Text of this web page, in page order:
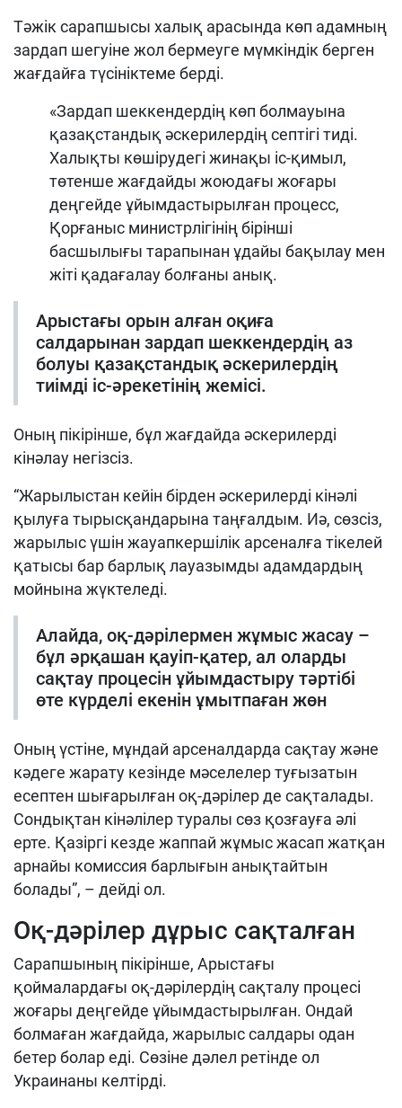
Тәжік сарапшысы халық арасында көп адамның
зардап шегуіне жол бермеуге мүмкіндік берген
жағдайға түсініктеме берді.
«Зардап шеккендердің көп болмауына
қазақстандық әскерилердің септігі тиді.
Халықты көшірудегі жинақы іс-қимыл,
төтенше жағдайды жоюдағы жоғары
деңгейде ұйымдастырылған процесс,
Қорғаныс министрлігінің бірінші
басшылығы тарапынан ұдайы бақылау мен
жіті қадағалау болғаны анық.
Арыстағы орын алған оқиға
салдарынан зардап шеккендердің аз
болуы қазақстандық әскерилердің
тиімді іс-әрекетінің жемісі.
Оның пікірінше, бұл жағдайда әскерилерді
кінәлау негізсіз.
“Жарылыстан кейін бірден әскерилерді кінәлі
қылуға тырысқандарына таңғалдым. Иә, сөзсіз,
жарылыс үшін жауапкершілік арсеналға тікелей
қатысы бар барлық лауазымды адамдардың
мойнына жүктеледі.
Алайда, оқ-дәрілермен жұмыс жасау –
бұл әрқашан қауіп-қатер, ал оларды
сақтау процесін ұйымдастыру тәртібі
өте күрделі екенін ұмытпаған жөн
Оның үстіне, мұндай арсеналдарда сақтау және
кәдеге жарату кезінде мәселелер туғызатын
есептен шығарылған оқ-дәрілер де сақталады.
Сондықтан кінәлілер туралы сөз қозғауға әлі
ерте. Қазіргі кезде жаппай жұмыс жасап жатқан
арнайы комиссия барлығын анықтайтын
болады”, – дейді ол.
Оқ-дәрілер дұрыс сақталған
Сарапшының пікірінше, Арыстағы
қоймалардағы оқ-дәрілердің сақталу процесі
жоғары деңгейде ұйымдастырылған. Ондай
болмаған жағдайда, жарылыс салдары одан
бетер болар еді. Сөзіне дәлел ретінде ол
Украинаны келтірді.